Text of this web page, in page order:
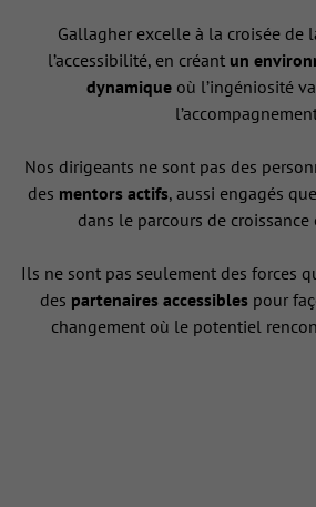
Gallagher excelle à la croisée de
l’accessibilité, en créant un
dynamique où l’ingéniosité
Nos dirigeants ne sont pas des
des mentors actifs, aussi engagés
dans le parcours de
Ils ne sont pas seulement des forces
des partenaires accessiblespour
changement où le potentiel